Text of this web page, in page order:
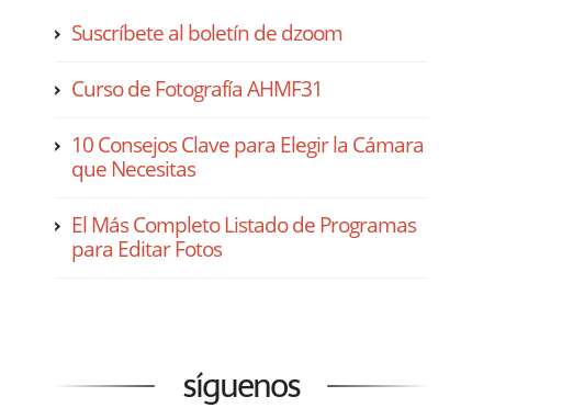
Suscríbete al boletín de dzoom
Curso de Fotografía AHMF31
10 Consejos Clave para Elegir la Cámara
que Necesitas
El Más Completo Listado de Programas
para Editar Fotos
síguenos